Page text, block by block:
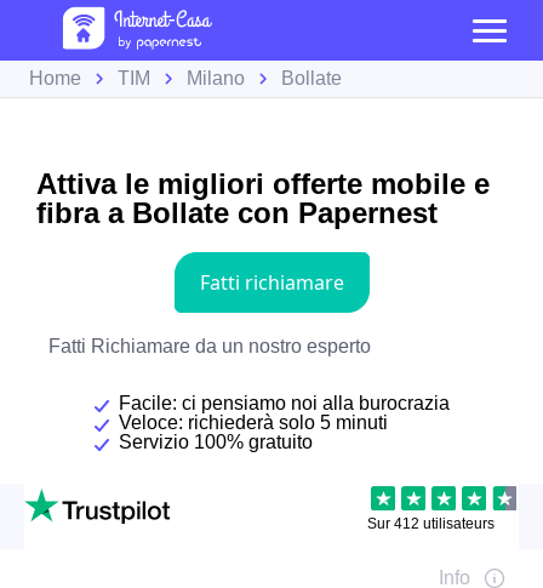
Home TIM Milano Bollate